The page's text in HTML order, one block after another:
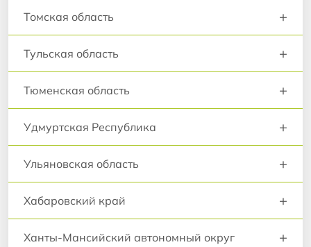
Томская область +
Тульская область +
Тюменская область +
Удмуртская Республика +
Ульяновская область +
Хабаровский край +
Ханты-Мансийский автономный округ +